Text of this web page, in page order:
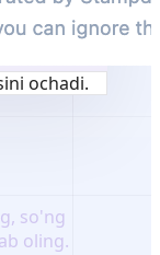
ochadi.
so'ng
oling.